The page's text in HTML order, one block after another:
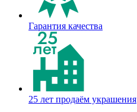
Гарантия качества
25 лет продаём украшения